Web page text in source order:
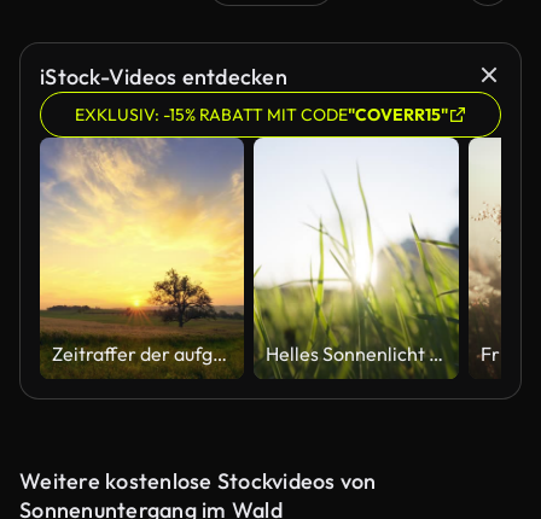
iStock-Videos entdecken
EXKLUSIV: -15% RABATT MIT CODE"COVERR15"
Zeitraffer der aufgehenden Sonne über einer ländlichen Landschaft Helles Sonnenlicht bricht durch üppiges Gras, das im Wind weht
Weitere kostenlose Stockvideos von
Sonnenuntergang im Wald